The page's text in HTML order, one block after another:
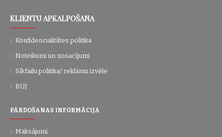
KLIENTU APKALPOŠANA
Konfidencialitātes politika
Noteikumi un nosacījumi
Sīkfailu politika/ reklāmu izvēle
BUJ
PĀRDOŠANAS INFORMĀCIJA
Maksājumi